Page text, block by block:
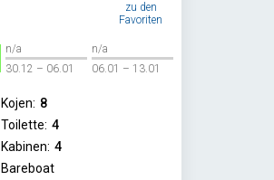
zu den
Favoriten
n/a
30.12 – 06.01
n/a
06.01 – 13.01
Kojen: 8
Toilette: 4
Kabinen: 4
Bareboat